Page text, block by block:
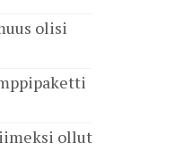
olisi
ollut